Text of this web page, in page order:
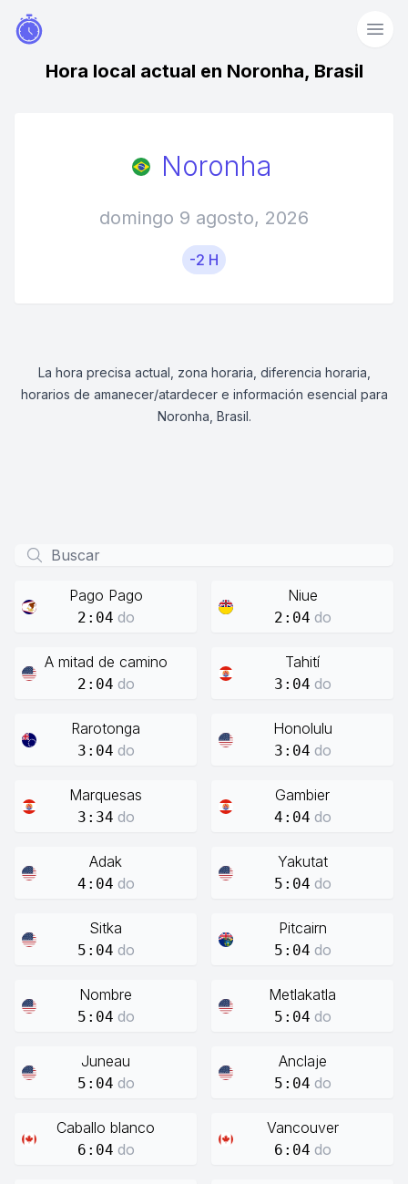
Hora local actual en Noronha, Brasil
Noronha
domingo 9 agosto, 2026
-2 H
La hora precisa actual, zona horaria, diferencia horaria,
horarios de amanecer/atardecer e información esencial para
Noronha, Brasil.
Pago Pago
2:04 do
Niue
2:04 do
A mitad de camino
2:04 do
Tahití
3:04 do
Rarotonga
3:04 do
Honolulu
3:04 do
Marquesas
3:34 do
Gambier
4:04 do
Adak
4:04 do
Yakutat
5:04 do
Sitka
5:04 do
Pitcairn
5:04 do
Nombre
5:04 do
Metlakatla
5:04 do
Juneau
5:04 do
Anclaje
5:04 do
Caballo blanco
6:04 do
Vancouver
6:04 do